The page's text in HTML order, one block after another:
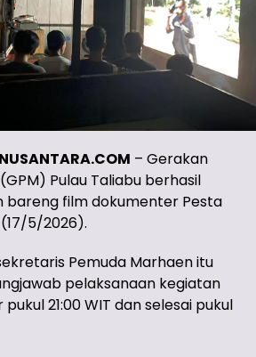
– Gerakan
Pulau Taliabu berhasil
bareng film dokumenter Pesta
5/2026).
Pemuda Marhaen itu
pelaksanaan kegiatan
21:00 WIT dan selesai pukul